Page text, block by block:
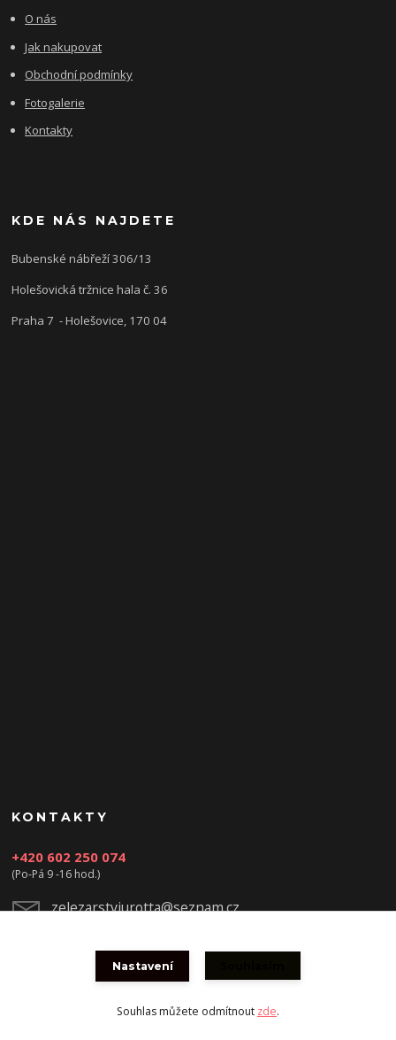
O nás
Jak nakupovat
Obchodní podmínky
Fotogalerie
Kontakty
KDE NÁS NAJDETE
Bubenské nábřeží 306/13
Holešovická tržnice hala č. 36
Praha 7 - Holešovice, 170 04
KONTAKTY
+420 602 250 074
(Po-Pá 9 -16 hod.)
zelezarstviurotta@seznam.cz
Vytvořeno na Eshop-rychle.cz
Nastavení
Souhlas můžete odmítnout zde.